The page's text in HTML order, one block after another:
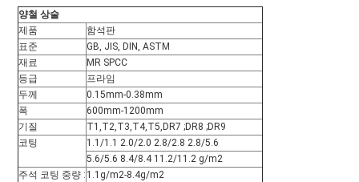
양철 상술
제품
함석판
표준
GB, JIS, DIN, ASTM
재료
MR SPCC
등급
프라임
두께
0.15mm-0.38mm
폭
600mm-1200mm
기질
T1,T2,T3,T4,T5,DR7 ;DR8 ;DR9
코팅
1.1/1.1 2.0/2.0 2.8/2.8 2.8/5.6
5.6/5.6 8.4/8.4 11.2/11.2 g/m2
주석 코팅 중량 : 1.1g/m2-8.4g/m2